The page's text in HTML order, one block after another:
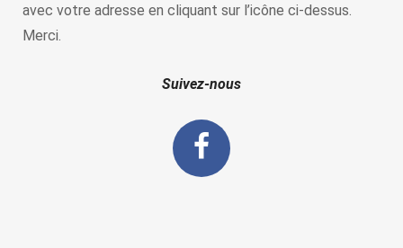
avec votre adresse en cliquant sur l’icône ci-dessus.
Merci.
Suivez-nous